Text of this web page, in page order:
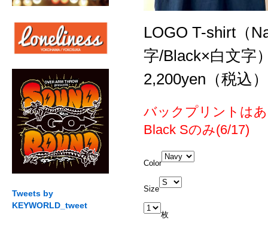
Tweets by
KEYWORLD_tweet
LOGO T-shirt（
字/Black×白文字
2,200yen（税込）
バックプリントは
Black Sのみ(6/17)
Color
Size
枚